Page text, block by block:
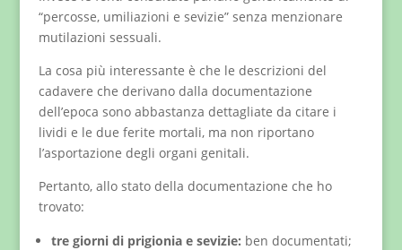
“percosse, umiliazioni e sevizie” senza menzionare
mutilazioni sessuali.
La cosa più interessante è che le descrizioni del
cadavere che derivano dalla documentazione
dell’epoca sono abbastanza dettagliate da citare i
lividi e le due ferite mortali, ma non riportano
l’asportazione degli organi genitali.
Pertanto, allo stato della documentazione che ho
trovato:
tre giorni di prigionia e sevizie: ben documentati;